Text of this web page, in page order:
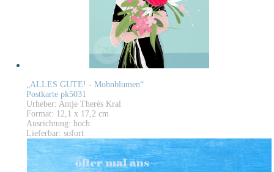
„ALLES GUTE! - Mohnblumen“
Postkarte pk5031
Urheber: Antje Therés Kral
Format: 12,1 x 17,2 cm
Ausrichtung: hoch
Lieferbar: sofort